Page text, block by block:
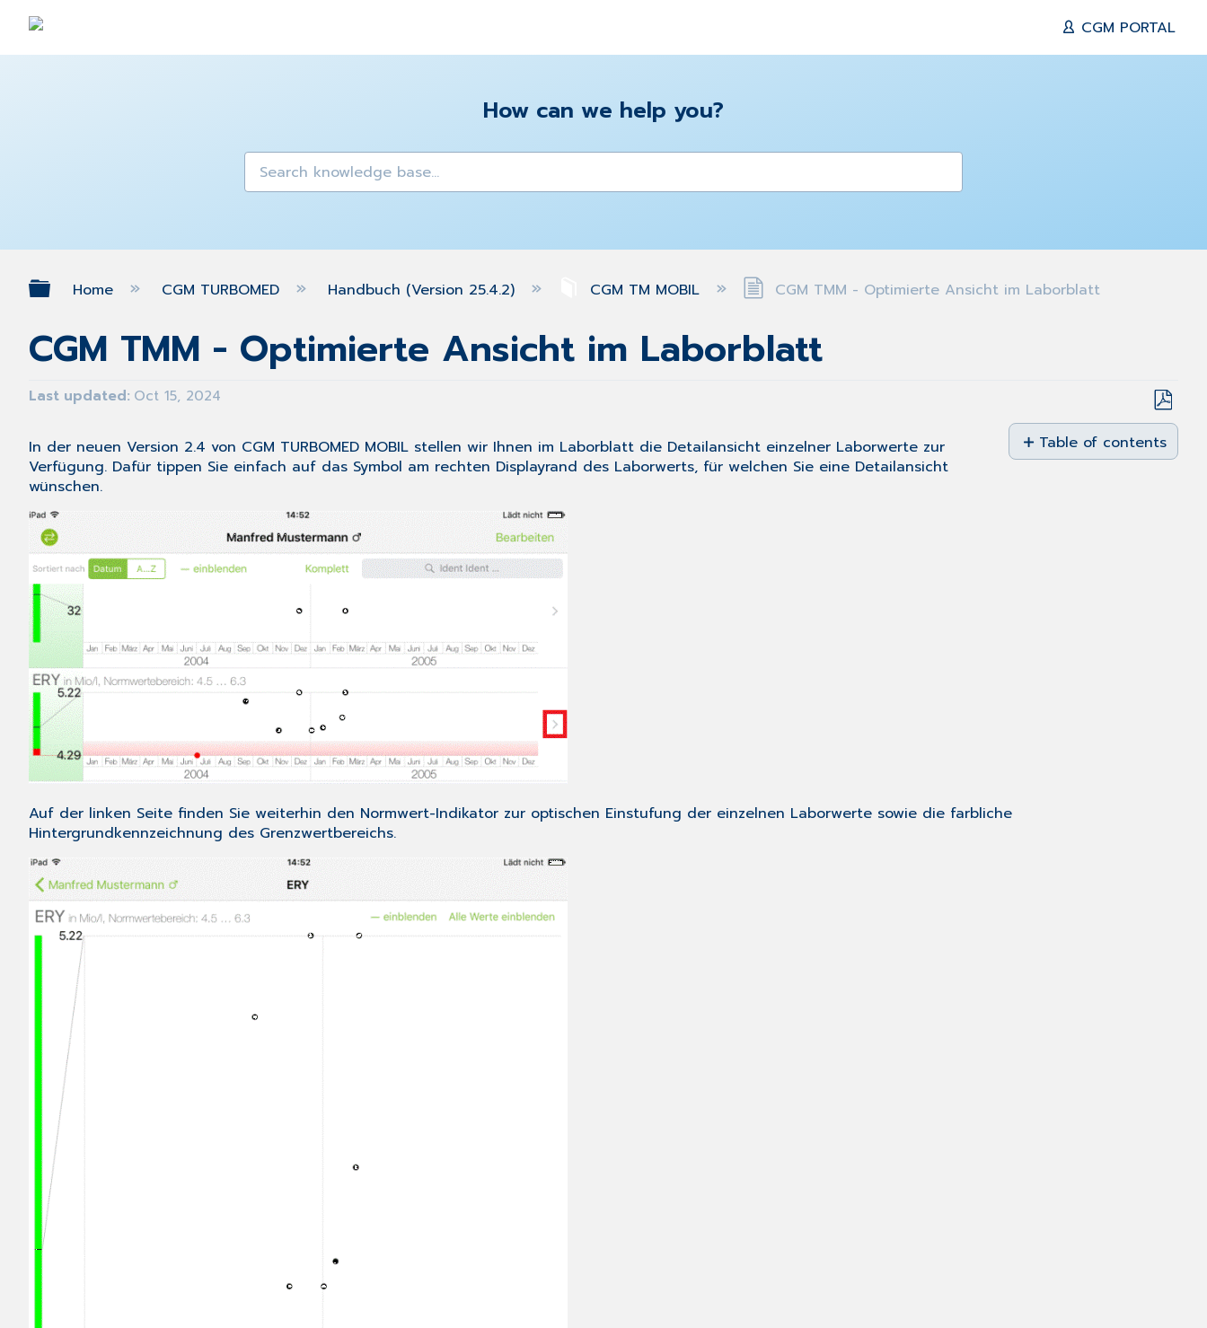
CGM PORTAL
How can we help you?
Expand/collapse global hierarchy
Home CGM TURBOMED Handbuch (Version 25.4.2) CGM TM MOBIL CGM TMM - Optimierte Ansicht im Laborblatt
CGM TMM - Optimierte Ansicht im Laborblatt
Last updated Oct 15, 2024
Save
as
PDF
Table of contents
No
In der neuen Version 2.4 von CGM TURBOMED MOBIL stellen wir Ihnen im Laborblatt die Detailansicht einzelner Laborwerte zur
Verfügung. Dafür tippen Sie einfach auf das Symbol am rechten Displayrand des Laborwerts, für welchen Sie eine Detailansicht
wünschen.
Auf der linken Seite finden Sie weiterhin den Normwert-Indikator zur optischen Einstufung der einzelnen Laborwerte sowie die farbliche
Hintergrundkennzeichnung des Grenzwertbereichs.